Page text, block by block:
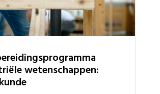
wetenschappen: